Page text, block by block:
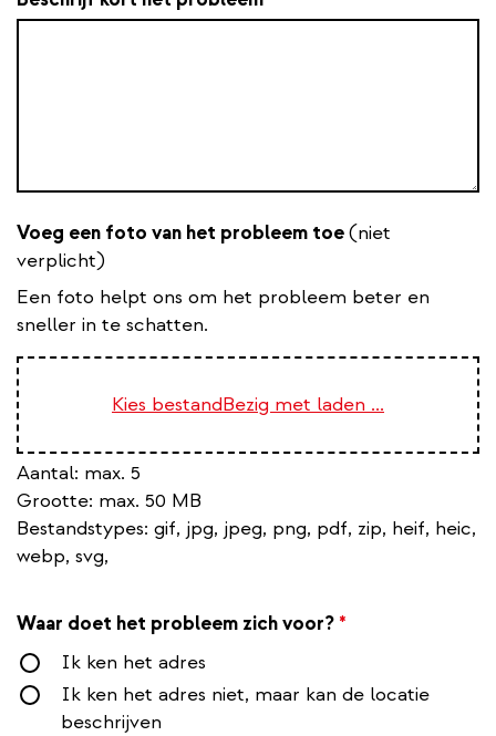
Voeg een foto van het probleem toe(niet
verplicht)
Een foto helpt ons om het probleem beter en
sneller in te schatten.
Kies bestandBezig met laden ...
Aantal: max. 5
Grootte: max. 50 MB
Bestandstypes: gif, jpg, jpeg, png, pdf, zip, heif, heic,
webp, svg,
Waar
probleem
zich
voor?
Waar doet het probleem zich voor? *
Ik ken het adres
Ik ken het adres niet, maar kan de locatie
beschrijven